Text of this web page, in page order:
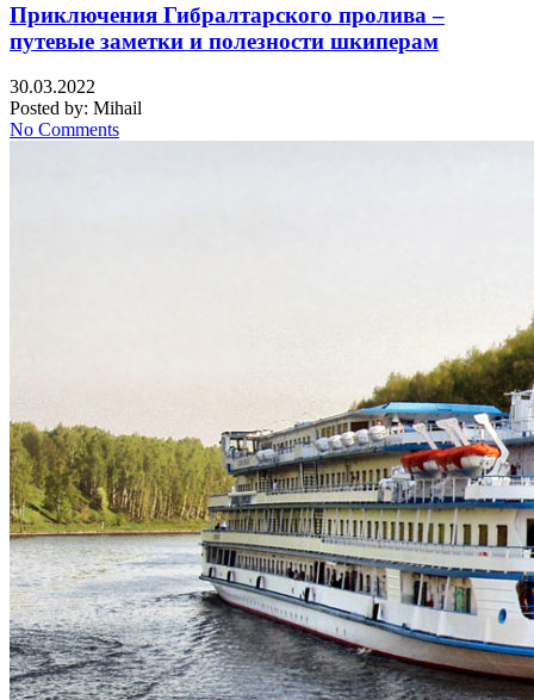
Приключения Гибралтарского пролива –
путевые заметки и полезности шкиперам
30.03.2022
Posted by: Mihail
No Comments